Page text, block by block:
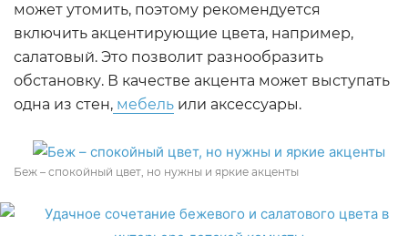
может утомить, поэтому рекомендуется
включить акцентирующие цвета, например,
салатовый. Это позволит разнообразить
обстановку. В качестве акцента может выступать
одна из стен, мебель или аксессуары.
Беж – спокойный цвет, но нужны и яркие акценты